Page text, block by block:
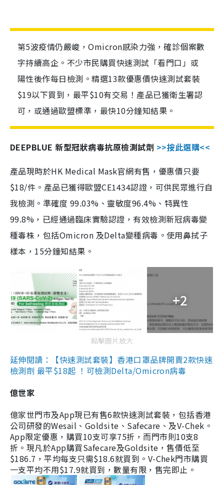
第5波疫情仍嚴峻，Omicron感染力強，確診個案數
字持續高企。不少市民購買快速測試「看門口」或
陽性後作每日檢測。精選13款優惠價快速測試套裝
$19以下買到，最平$10有交易！產品已獲衛生署認
可，或通過歐盟標準，最快10分鐘知結果。
DEEPBLUE 新型冠狀病毒抗原檢測試劑 >>按此選購<<
產品現時於HK Medical Mask官網有售，優惠價只要
$18/件。產品已獲得歐盟CE1434認證，可供民眾進行自
我檢測。準確度 99.03%、靈敏度96.4%、特異性
99.8%，已經通過臨床實驗認證，有效檢測新冠病毒變
種毒株，包括Omicron 及Delta變種病毒。使用鼻拭子
樣本，15分鐘知結果。
+2
點擊圖片放大
延伸閱讀：【快速測試套裝】香港口罩品牌開賣2款快速
檢測劑 最平$18起 ！可檢測Delta/Omicron病毒
億世家
億家世門市及App現已有售6款快速測試套裝，包括香港
公司研發的Wesail、Goldsite、Safecare、及V-Chek。
App限定優惠，購買10支可享75折，而門市則10支8
折。現凡於App購買Safecare及Goldsite，售價低至
$186.7，平均每支只需$18.6就買到。V-Chek門市購買
一支平均不用$17.9就買到，數量有限，售完即止。